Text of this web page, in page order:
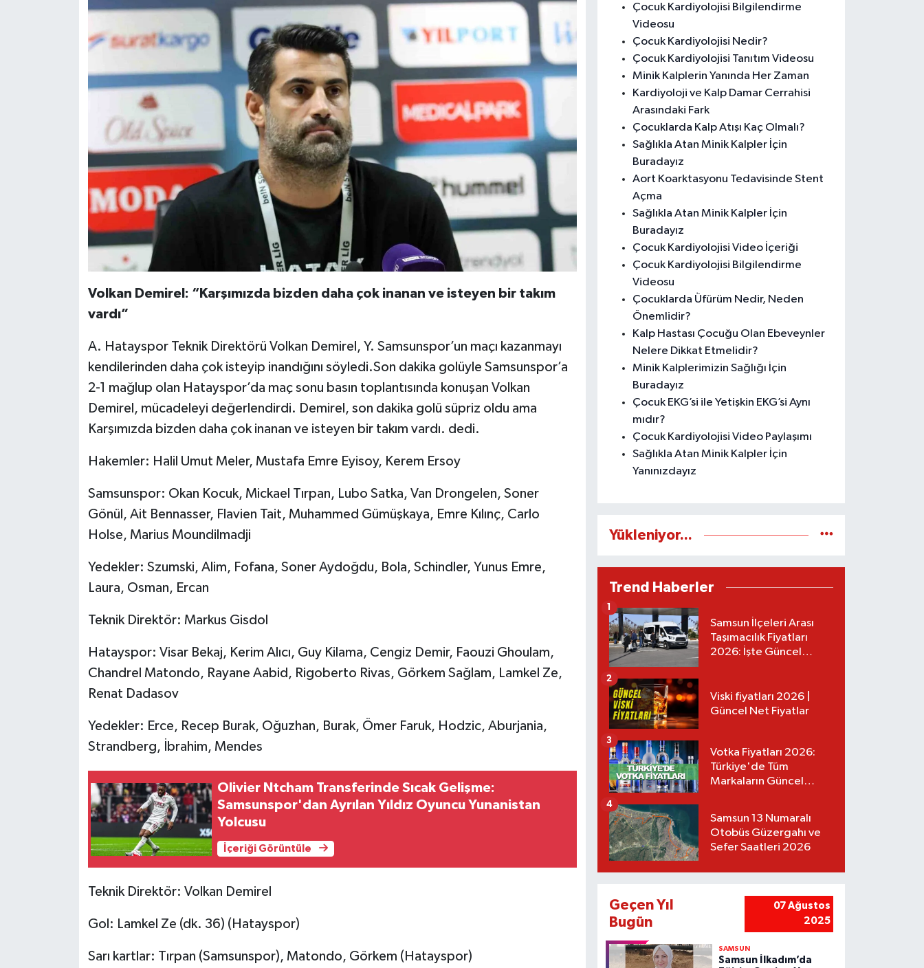
Volkan Demirel: “Karşımızda bizden daha çok inanan ve isteyen bir takım
vardı”
A. Hatayspor Teknik Direktörü Volkan Demirel, Y. Samsunspor’un maçı kazanmayı
kendilerinden daha çok isteyip inandığını söyledi.Son dakika golüyle Samsunspor’a
2-1 mağlup olan Hatayspor’da maç sonu basın toplantısında konuşan Volkan
Demirel, mücadeleyi değerlendirdi. Demirel, son dakika golü süpriz oldu ama
Karşımızda bizden daha çok inanan ve isteyen bir takım vardı. dedi.
Hakemler: Halil Umut Meler, Mustafa Emre Eyisoy, Kerem Ersoy
Samsunspor: Okan Kocuk, Mickael Tırpan, Lubo Satka, Van Drongelen, Soner
Gönül, Ait Bennasser, Flavien Tait, Muhammed Gümüşkaya, Emre Kılınç, Carlo
Holse, Marius Moundilmadji
Yedekler: Szumski, Alim, Fofana, Soner Aydoğdu, Bola, Schindler, Yunus Emre,
Laura, Osman, Ercan
Teknik Direktör: Markus Gisdol
Hatayspor: Visar Bekaj, Kerim Alıcı, Guy Kilama, Cengiz Demir, Faouzi Ghoulam,
Chandrel Matondo, Rayane Aabid, Rigoberto Rivas, Görkem Sağlam, Lamkel Ze,
Renat Dadasov
Yedekler: Erce, Recep Burak, Oğuzhan, Burak, Ömer Faruk, Hodzic, Aburjania,
Strandberg, İbrahim, Mendes
Olivier Ntcham Transferinde Sıcak Gelişme:
Samsunspor'dan Ayrılan Yıldız Oyuncu Yunanistan
Yolcusu
İçeriği Görüntüle
Teknik Direktör: Volkan Demirel
Gol: Lamkel Ze (dk. 36) (Hatayspor)
Sarı kartlar: Tırpan (Samsunspor), Matondo, Görkem (Hatayspor)
Çocuk Kardiyolojisi Bilgilendirme
Videosu
Çocuk Kardiyolojisi Nedir?
Çocuk Kardiyolojisi Tanıtım Videosu
Minik Kalplerin Yanında Her Zaman
Kardiyoloji ve Kalp Damar Cerrahisi
Arasındaki Fark
Çocuklarda Kalp Atışı Kaç Olmalı?
Sağlıkla Atan Minik Kalpler İçin
Buradayız
Aort Koarktasyonu Tedavisinde Stent
Açma
Sağlıkla Atan Minik Kalpler İçin
Buradayız
Çocuk Kardiyolojisi Video İçeriği
Çocuk Kardiyolojisi Bilgilendirme
Videosu
Çocuklarda Üfürüm Nedir, Neden
Önemlidir?
Kalp Hastası Çocuğu Olan Ebeveynler
Nelere Dikkat Etmelidir?
Minik Kalplerimizin Sağlığı İçin
Buradayız
Çocuk EKG’si ile Yetişkin EKG’si Aynı
mıdır?
Çocuk Kardiyolojisi Video Paylaşımı
Sağlıkla Atan Minik Kalpler İçin
Yanınızdayız
Yükleniyor...
Trend Haberler
Samsun İlçeleri Arası
Taşımacılık Fiyatları
2026: İşte Güncel
1
Viski fiyatları 2026 |
Güncel Net Fiyatlar
2
Votka Fiyatları 2026:
Türkiye'de Tüm
Markaların Güncel
3
Samsun 13 Numaralı
Otobüs Güzergahı ve
Sefer Saatleri 2026
4
Geçen Yıl
Bugün
07 Ağustos
2025
SAMSUN
Samsun İlkadım’da